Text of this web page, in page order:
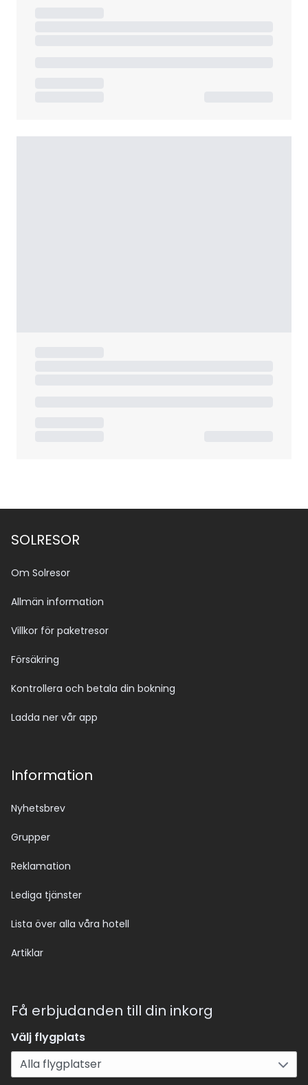
SOLRESOR
Om Solresor
Allmän information
Villkor för paketresor
Försäkring
Kontrollera och betala din bokning
Ladda ner vår app
Information
Nyhetsbrev
Grupper
Reklamation
Lediga tjänster
Lista över alla våra hotell
Artiklar
Få erbjudanden till din inkorg
Välj flygplats